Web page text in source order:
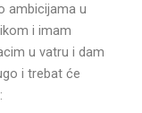
ambicijama u
i imam
u vatru i dam
i trebat će